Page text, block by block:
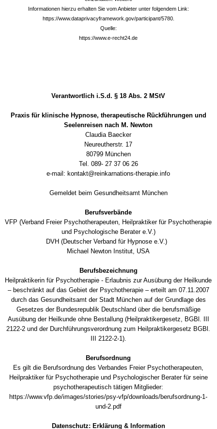
Informationen hierzu erhalten Sie vom Anbieter unter folgendem Link:
https://www.dataprivacyframework.gov/participant/5780.
Quelle:
https://www.e-recht24.de
Verantwortlich i.S.d. § 18 Abs. 2 MStV
Praxis für klinische Hypnose, therapeutische Rückführungen und
Seelenreisen nach M. Newton
Claudia Baecker
Neureutherstr. 17
80799 München
Tel. 089- 27 37 06 26
e-mail: kontakt@reinkarnations-therapie.info
Gemeldet beim Gesundheitsamt München
Berufsverbände
VFP (Verband Freier Psychotherapeuten, Heilpraktiker für Psychotherapie
und Psychologische Berater e.V.)
DVH (Deutscher Verband für Hypnose e.V.)
Michael Newton Institut, USA
Berufsbezeichnung
Heilpraktikerin für Psychotherapie - Erlaubnis zur Ausübung der Heilkunde
– beschränkt auf das Gebiet der Psychotherapie – erteilt am 07.11.2007
durch das Gesundheitsamt der Stadt München auf der Grundlage des
Gesetzes der Bundesrepublik Deutschland über die berufsmäßige
Ausübung der Heilkunde ohne Bestallung (Heilpraktikergesetz, BGBl. III
2122-2 und der Durchführungsverordnung zum Heilpraktikergesetz BGBl.
III 2122-2-1).
Berufsordnung
Es gilt die Berufsordnung des Verbandes Freier Psychotherapeuten,
Heilpraktiker für Psychotherapie und Psychologischer Berater für seine
psychotherapeutisch tätigen Mitglieder:
https://www.vfp.de/images/stories/psy-vfp/downloads/berufsordnung-1-
und-2.pdf
Datenschutz: Erklärung & Information